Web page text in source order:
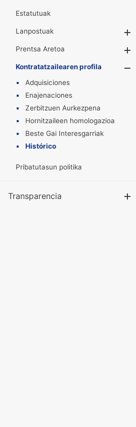
Estatutuak
Lanpostuak
Prentsa Aretoa
Kontratatzailearen profila
Adquisiciones
Enajenaciones
Zerbitzuen Aurkezpena
Hornitzaileen homologazioa
Beste Gai Interesgarriak
Histórico
Pribatutasun politika
Transparencia